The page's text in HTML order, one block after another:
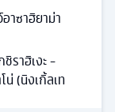
าซาฮิยาม่า
ราฮิเงะ -
(นิงเกิ้ลเท